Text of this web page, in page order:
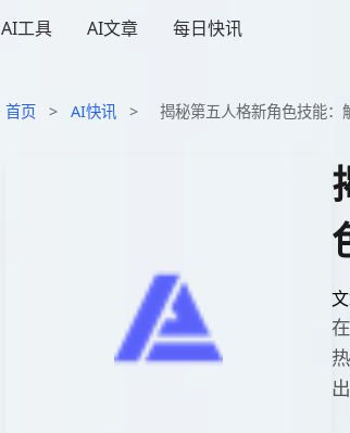
AI工具 AI文章 每日快讯
首页 > AI快讯 > 揭秘第五人格新角色技能：